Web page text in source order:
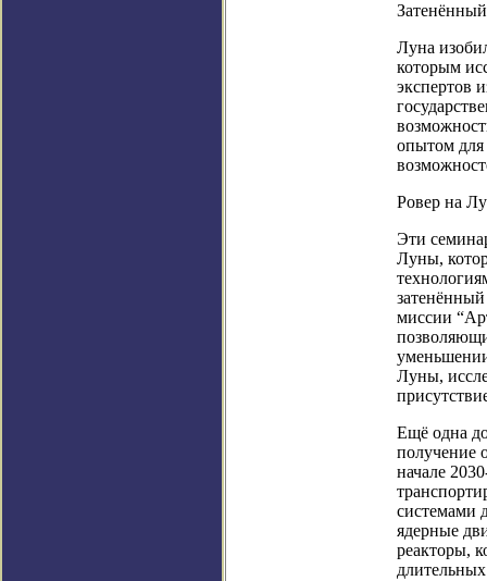
Луна
которым
экспертов
опытом для
Ровер на
Эти
Луны,
затенённый
миссии
Луны,
Ещё одна
получение
начале
системами
ядерные
реакторы,